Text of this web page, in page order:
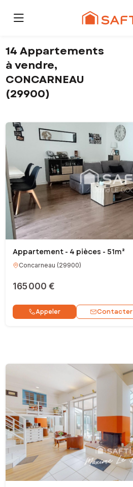
14 Appartements
à vendre,
CONCARNEAU
(29900)
Appartement - 4 pièces - 51m²
Concarneau (29900)
165 000 €
Appeler Contacter